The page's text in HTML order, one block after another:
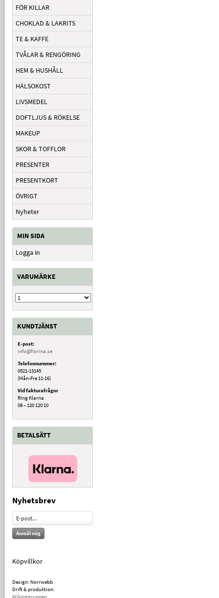
FÖR KILLAR
CHOKLAD & LAKRITS
TE & KAFFE
TVÅLAR & RENGÖRING
HEM & HUSHÅLL
HÄLSOKOST
LIVSMEDEL
DOFTLJUS & RÖKELSE
MAKEUP
SKOR & TOFFLOR
PRESENTER
PRESENTKORT
ÖVRIGT
Nyheter
MIN SIDA
Logga in
VARUMÄRKE
KUNDTJÄNST
E-post:
info@fiorina.se
Telefonnummer:
0521-13145
(Mån-Fre 11-16)
Vid fakturafrågor
Ring Klarna
08 – 120 120 10
BETALSÄTT
Nyhetsbrev
Anmäl mig
Köpvillkor
Design: Norrwebb
Drift & produktion:
Wikinggruppen